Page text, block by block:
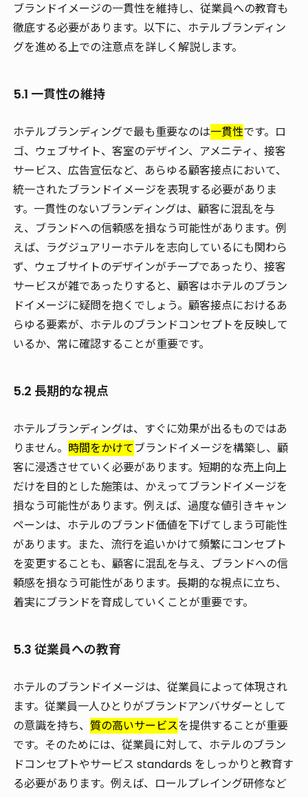
ブランドイメージの一貫性を維持し、従業員への教育も
徹底する必要があります。以下に、ホテルブランディン
グを進める上での注意点を詳しく解説します。
5.1 一貫性の維持
ホテルブランディングで最も重要なのは一貫性です。ロ
ゴ、ウェブサイト、客室のデザイン、アメニティ、接客
サービス、広告宣伝など、あらゆる顧客接点において、
統一されたブランドイメージを表現する必要がありま
す。一貫性のないブランディングは、顧客に混乱を与
え、ブランドへの信頼感を損なう可能性があります。例
えば、ラグジュアリーホテルを志向しているにも関わら
ず、ウェブサイトのデザインがチープであったり、接客
サービスが雑であったりすると、顧客はホテルのブラン
ドイメージに疑問を抱くでしょう。顧客接点におけるあ
らゆる要素が、ホテルのブランドコンセプトを反映して
いるか、常に確認することが重要です。
5.2 長期的な視点
ホテルブランディングは、すぐに効果が出るものではあ
りません。 時間をかけてブランドイメージを構築し、顧
客に浸透させていく必要があります。短期的な売上向上
だけを目的とした施策は、かえってブランドイメージを
損なう可能性があります。例えば、過度な値引きキャン
ペーンは、ホテルのブランド価値を下げてしまう可能性
があります。また、流行を追いかけて頻繁にコンセプト
を変更することも、顧客に混乱を与え、ブランドへの信
頼感を損なう可能性があります。長期的な視点に立ち、
着実にブランドを育成していくことが重要です。
5.3 従業員への教育
ホテルのブランドイメージは、従業員によって体現され
ます。従業員一人ひとりがブランドアンバサダーとして
の意識を持ち、 質の高いサービスを提供することが重要
です。そのためには、従業員に対して、ホテルのブラン
ドコンセプトやサービス standards をしっかりと教育す
る必要があります。例えば、ロールプレイング研修など